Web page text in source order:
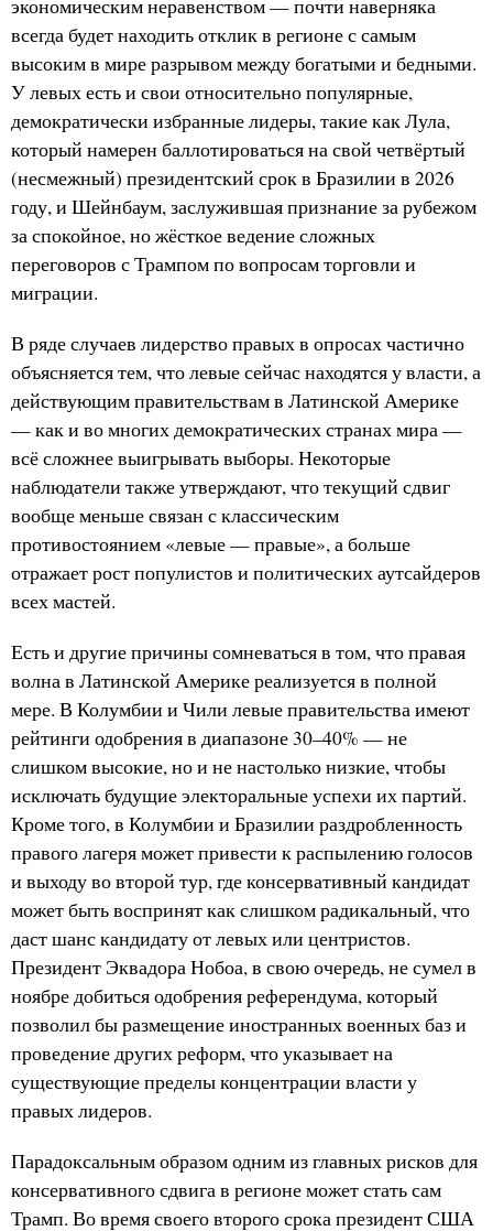
экономическим неравенством — почти наверняка
всегда будет находить отклик в регионе с самым
высоким в мире разрывом между богатыми и бедными.
У левых есть и свои относительно популярные,
демократически избранные лидеры, такие как Лула,
который намерен баллотироваться на свой четвёртый
(несмежный) президентский срок в Бразилии в 2026
году, и Шейнбаум, заслужившая признание за рубежом
за спокойное, но жёсткое ведение сложных
переговоров с Трампом по вопросам торговли и
миграции.
В ряде случаев лидерство правых в опросах частично
объясняется тем, что левые сейчас находятся у власти, а
действующим правительствам в Латинской Америке
— как и во многих демократических странах мира —
всё сложнее выигрывать выборы. Некоторые
наблюдатели также утверждают, что текущий сдвиг
вообще меньше связан с классическим
противостоянием «левые — правые», а больше
отражает рост популистов и политических аутсайдеров
всех мастей.
Есть и другие причины сомневаться в том, что правая
волна в Латинской Америке реализуется в полной
мере. В Колумбии и Чили левые правительства имеют
рейтинги одобрения в диапазоне 30–40% — не
слишком высокие, но и не настолько низкие, чтобы
исключать будущие электоральные успехи их партий.
Кроме того, в Колумбии и Бразилии раздробленность
правого лагеря может привести к распылению голосов
и выходу во второй тур, где консервативный кандидат
может быть воспринят как слишком радикальный, что
даст шанс кандидату от левых или центристов.
Президент Эквадора Нобоа, в свою очередь, не сумел в
ноябре добиться одобрения референдума, который
позволил бы размещение иностранных военных баз и
проведение других реформ, что указывает на
существующие пределы концентрации власти у
правых лидеров.
Парадоксальным образом одним из главных рисков для
консервативного сдвига в регионе может стать сам
Трамп. Во время своего второго срока президент США